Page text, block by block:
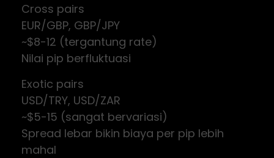
Cross pairs
EUR/GBP, GBP/JPY
~$8-12 (tergantung rate)
Nilai pip berfluktuasi
Exotic pairs
USD/TRY, USD/ZAR
~$5-15 (sangat bervariasi)
Spread lebar bikin biaya per pip lebih
mahal